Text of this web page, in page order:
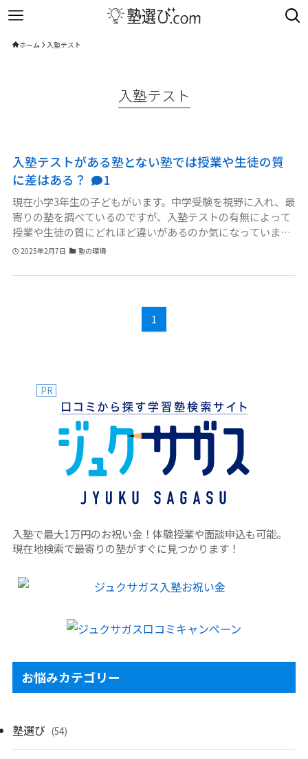
ホーム 入塾テスト
入塾テスト
入塾テストがある塾とない塾では授業や生徒の質
に差はある？
1
現在小学3年生の子どもがいます。中学受験を視野に入れ、最
寄りの塾を調べているのですが、入塾テストの有無によって
授業や生徒の質にどれほど違いがあるのか気になっていま
す。入塾テストがある塾は一定の学力が求められる分、意識
境なのではと想像しています。一方、入塾テストがない塾
してもらえる反面、学習意欲に差が出てしまって授業の質が
下がる可能性もあるのではと考えています。実際のところ入
2025年2月7日 塾の環境
1
PR
入塾で最大1万円のお祝い金！体験授業や面談申込も可能。
現在地検索で最寄りの塾がすぐに見つかります！
お悩みカテゴリー
塾選び (54)